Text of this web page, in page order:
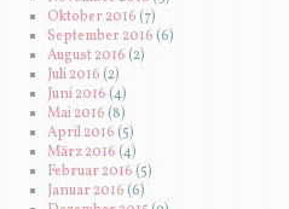
Oktober 2016 (7)
September 2016 (6)
August 2016(2)
Juli 2016 (2)
Juni 2016 (4)
Mai 2016 (8)
April 2016 (5)
März 2016 (4)
Februar 2016(5)
Januar 2016 (6)